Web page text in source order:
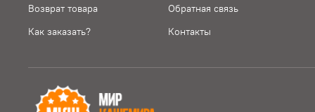
Возврат товара
Как заказать?
Обратная связь
Контакты